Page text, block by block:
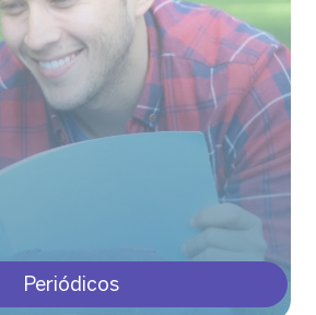
Periódicos